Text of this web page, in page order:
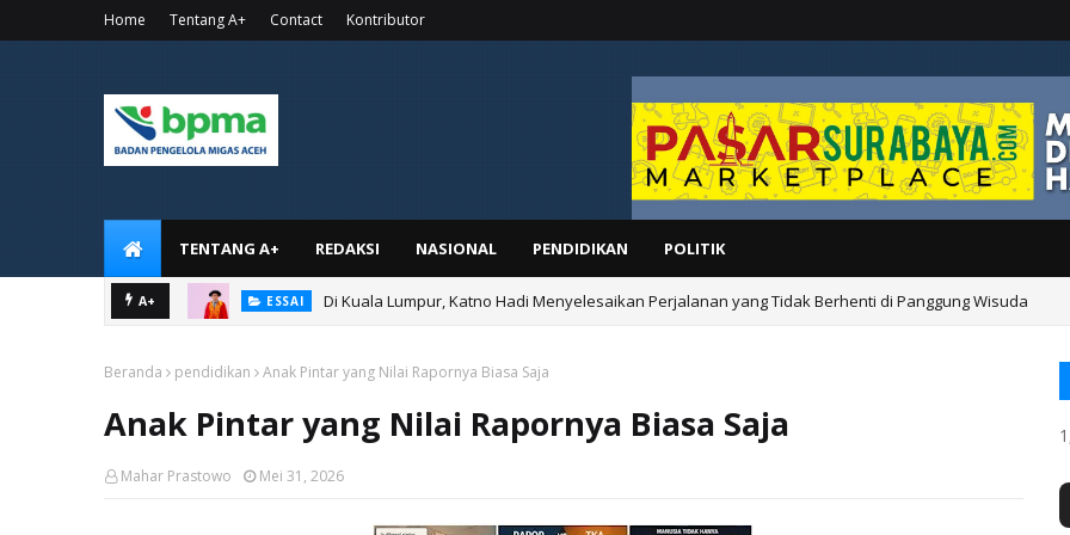
Home Tentang A+ Contact Kontributor
TENTANG A+ REDAKSI NASIONAL PENDIDIKAN POLITIK
A+ ESSAI Di Kuala Lumpur, Katno Hadi Menyelesaikan Perjalanan yang Tidak Berhenti di Panggung Wisuda
Beranda pendidikan Anak Pintar yang Nilai Rapornya Biasa Saja
Anak Pintar yang Nilai Rapornya Biasa Saja
Mahar Prastowo Mei 31, 2026